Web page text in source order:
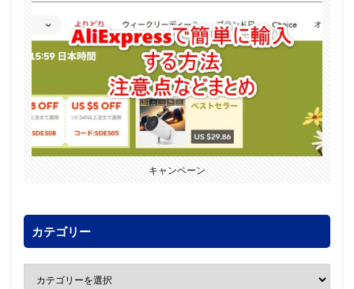
キャンペーン
カテゴリー